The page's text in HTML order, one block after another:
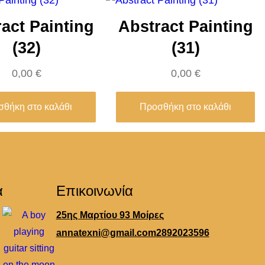
Painting
(32)
0,00 €
στο καλάθι
Abstract Painting
(31)
0,00 €
Προσθήκη στο καλάθι
Επικοινωνία
25ης Μαρτίου 93 Μοίρες
annatexni@gmail.com2892023596